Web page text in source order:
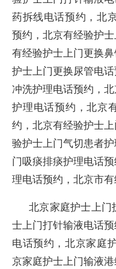
药拆线电话预约，北
预约，北京有经验护
有经验护士上门更换
护士上门更换尿管电
冲洗护理电话预约，
护理电话预约，北京
约，北京有经验护士
验护士上门气切患者
门吸痰排痰护理电话
理电话预约，北京市
北京家庭护士上门
士上门打针输液电话
电话预约，北京家庭
京家庭护士上门输液